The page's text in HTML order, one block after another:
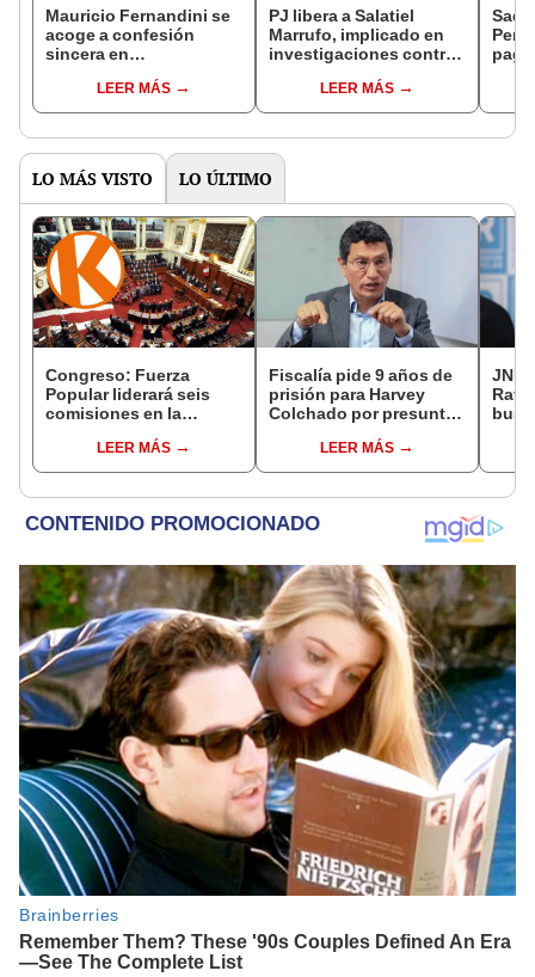
Mauricio Fernandini se
acoge a confesión
sincera en
Salatiel Marrufo y Sada
Goray
LEER MÁS
PJ libera a Salatiel
Marrufo, implicado en
investigaciones contra
LEER MÁS
Perú
LO MÁS VISTO LO ÚLTIMO
Congreso: Fuerza
Popular liderará seis
comisiones en la
LEER MÁS
Fiscalía pide 9 años de
prisión para Harvey
Colchado por presunta
incompatible y falsedad
ideológica
LEER MÁS
JNE